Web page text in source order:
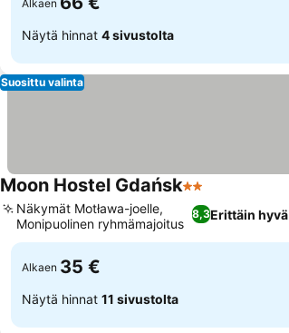
Alkaen
Näytä hinnat 4 sivustolta
Suosittu valinta
Moon Hostel Gdańsk2 Tähtiluokitus
8,3Erittäin hyvä
Näkymät Motława-joelle,
Monipuolinen ryhmämajoitus
Alkaen 35 €
Näytä hinnat 11 sivustolta